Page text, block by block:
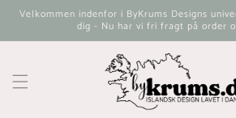
Gå til
Velkommen indenfor i ByKrums Designs
dig - Nu har vi fri fragt på order